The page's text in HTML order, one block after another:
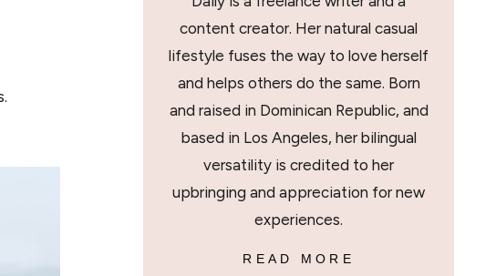
content creator. Her natural casual
lifestyle fuses the way to love herself
and helps others do the same. Born
and raised in Dominican Republic, and
based in Los Angeles, her bilingual
versatility is credited to her
upbringing and appreciation for new
experiences.
READ MORE